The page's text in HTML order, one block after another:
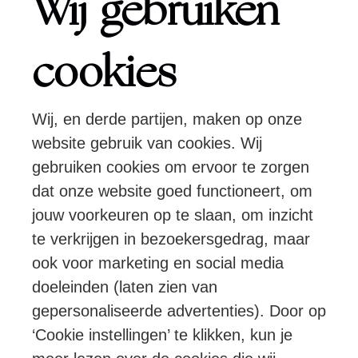
Wij gebruiken
cookies
Wij, en derde partijen, maken op onze
website gebruik van cookies. Wij
gebruiken cookies om ervoor te zorgen
dat onze website goed functioneert, om
jouw voorkeuren op te slaan, om inzicht
te verkrijgen in bezoekersgedrag, maar
ook voor marketing en social media
doeleinden (laten zien van
gepersonaliseerde advertenties). Door op
‘Cookie instellingen’ te klikken, kun je
Over ons
Programmeurs Contact
Volg ons:
© Ragazze Quartet – 2026 All rights
reserved